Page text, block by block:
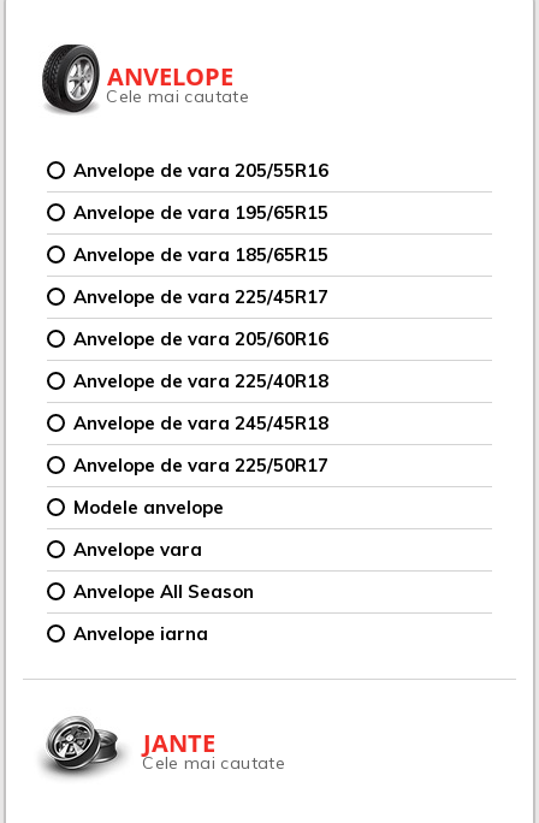
ANVELOPE
Cele mai cautate
Anvelope de vara 205/55R16
Anvelope de vara 195/65R15
Anvelope de vara 185/65R15
Anvelope de vara 225/45R17
Anvelope de vara 205/60R16
Anvelope de vara 225/40R18
Anvelope de vara 245/45R18
Anvelope de vara 225/50R17
Modele anvelope
Anvelope vara
Anvelope All Season
Anvelope iarna
JANTE
Cele mai cautate